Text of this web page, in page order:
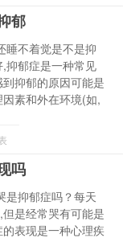
郁
睡不着觉是不是抑
抑郁症是一种常见
抑郁的原因可能是
素和外在环境(如,
吗
是抑郁症吗？每天
是经常哭有可能是
表现是一种心理疾